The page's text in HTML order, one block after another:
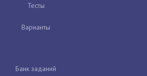
Тесты
Варианты
Банк заданий